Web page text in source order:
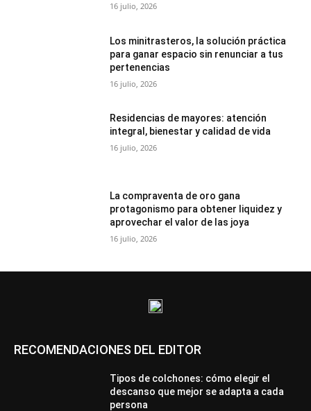
16 julio, 2026
Los minitrasteros, la solución práctica
para ganar espacio sin renunciar a tus
pertenencias
16 julio, 2026
Residencias de mayores: atención
integral, bienestar y calidad de vida
16 julio, 2026
La compraventa de oro gana
protagonismo para obtener liquidez y
aprovechar el valor de las joya
16 julio, 2026
RECOMENDACIONES DEL EDITOR
Tipos de colchones: cómo elegir el
descanso que mejor se adapta a cada
persona